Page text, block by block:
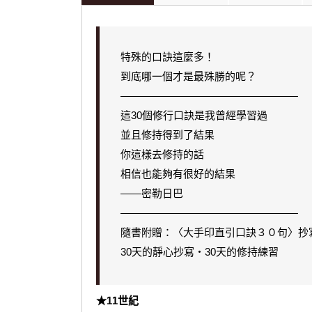
特殊的口訣這麼多！
到底哪一個才是最殊勝的呢？
—————————————————
這30個修行口訣是我曾經學習過
並且修持得到了結果
你這樣去修持的話
相信也能夠有很好的結果
——密勒日巴
—————————————————
隨書附贈：〈大手印直引口訣３０句〉抄
30天的靜心抄寫‧30天的修持練習
★11世紀